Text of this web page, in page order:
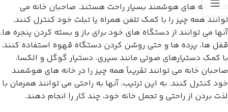
ثالثاً خانه های هوشمند بسیار راحت هستند. صاحبان خانه می
توانند همه چیز را با کمک تلفن همراه یا تبلت خود کنترل کنند.
آنها می توانند از دستگاه های خود برای باز و بسته کردن پنجره ها،
قفل ها، پرده ها و حتی روشن کردن دستگاه قهوه استفاده کنند.
با کمک دستیارهای صوتی مانند سیری، دستیار گوگل و الکسا،
صاحبان خانه می توانند تقریباً همه چیز را در خانه های هوشمند
خود کنترل کنند. به این ترتیب، آنها به راحتی می توانند همزمان با
لذت بردن از راحتی و تجمل خانه خود، چند کار را انجام دهند.